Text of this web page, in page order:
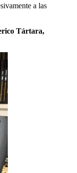
a las
Tártara,